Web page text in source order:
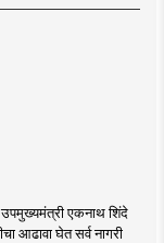
एकनाथ शिंदे
आढावा घेत सर्व नागरी